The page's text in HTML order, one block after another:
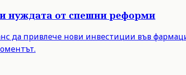
нуждата от спешни реформи
да привлече нови инвестиции във